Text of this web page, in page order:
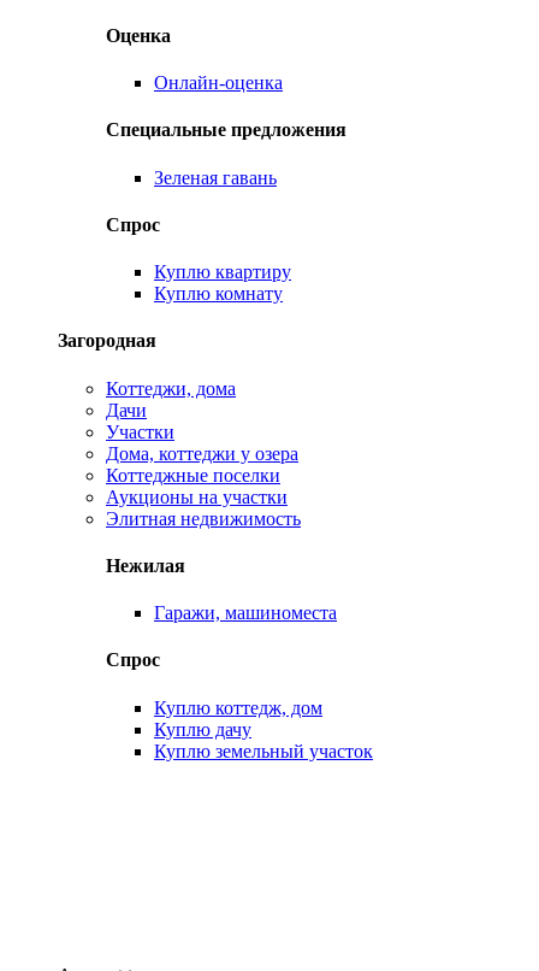
Оценка
Онлайн-оценка
Специальные предложения
Зеленая гавань
Спрос
Куплю квартиру
Куплю комнату
Загородная
Коттеджи, дома
Дачи
Участки
Дома, коттеджи у озера
Коттеджные поселки
Аукционы на участки
Элитная недвижимость
Нежилая
Гаражи, машиноместа
Спрос
Куплю коттедж, дом
Куплю дачу
Куплю земельный участок